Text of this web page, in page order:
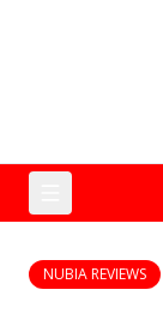
NUBIA REVIEWS